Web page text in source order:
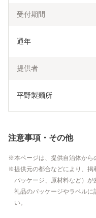
受付期間
通年
提供者
平野製麺所
注意事項・その他
本ページは、提供自治体から
提供元の都合などにより、掲
パッケージ、原材料など）
礼品のパッケージやラベルに
い。